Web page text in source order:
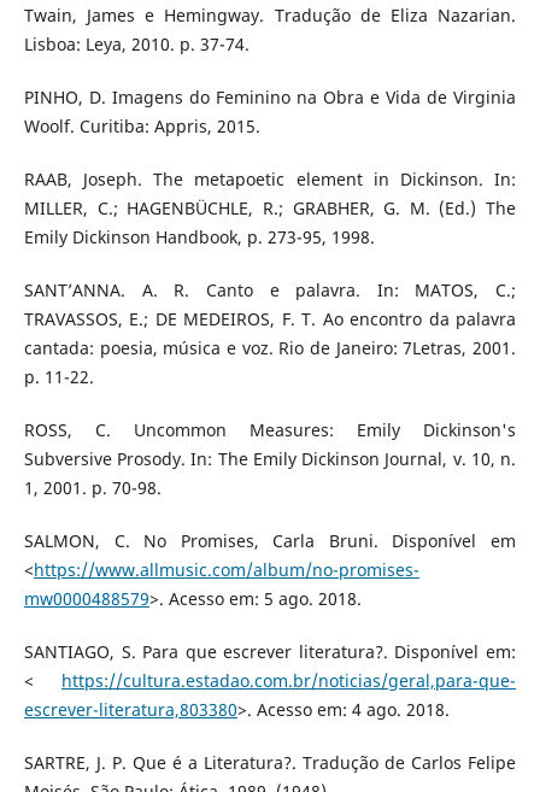
Twain, James e Hemingway. Tradução de Eliza Nazarian.
Lisboa: Leya, 2010. p. 37-74.
PINHO, D. Imagens do Feminino na Obra e Vida de Virginia
Woolf. Curitiba: Appris, 2015.
RAAB, Joseph. The metapoetic element in Dickinson. In:
MILLER, C.; HAGENBÜCHLE, R.; GRABHER, G. M. (Ed.) The
Emily Dickinson Handbook, p. 273-95, 1998.
SANT’ANNA. A. R. Canto e palavra. In: MATOS, C.;
TRAVASSOS, E.; DE MEDEIROS, F. T. Ao encontro da palavra
cantada: poesia, música e voz. Rio de Janeiro: 7Letras, 2001.
p. 11-22.
ROSS, C. Uncommon Measures: Emily Dickinson's
Subversive Prosody. In: The Emily Dickinson Journal, v. 10, n.
1, 2001. p. 70-98.
SALMON, C. No Promises, Carla Bruni. Disponível em
<https://www.allmusic.com/album/no-promises-
mw0000488579>. Acesso em: 5 ago. 2018.
SANTIAGO, S. Para que escrever literatura?. Disponível em:
< https://cultura.estadao.com.br/noticias/geral,para-que-
escrever-literatura,803380>. Acesso em: 4 ago. 2018.
SARTRE, J. P. Que é a Literatura?. Tradução de Carlos Felipe